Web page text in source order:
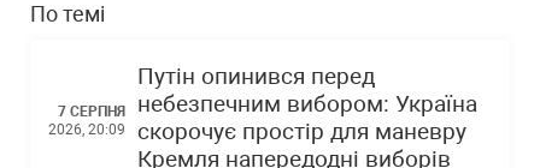
По темі
7 СЕРПНЯ
2026, 20:09
Путін опинився перед
небезпечним вибором: Україна
скорочує простір для маневру
Кремля напередодні виборів